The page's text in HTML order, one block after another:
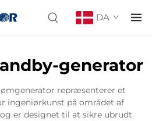
DA
generator
repræsenterer et
ingeniørkunst på området af
er designet til at sikre ubrudt